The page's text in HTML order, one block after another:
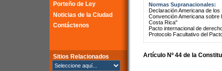
Porteño de Ley
Noticias de la Ciudad
Contáctenos
Sitios Relacionados
Normas Supranacionales:
Declaración Americana de
Convención Americana
Costa Rica"
Pacto internacional de
Protocolo Facultativo del
Artículo Nº 44 de la